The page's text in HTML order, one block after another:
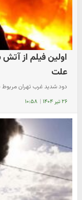
اولین فیلم از
علت
دود شدید غرب تهران
۲۶ تیر ۱۴۰۴ | ۱۰:۵۸